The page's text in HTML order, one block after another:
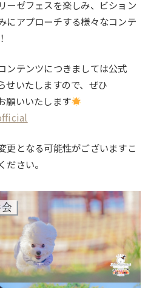
ーゼフェスを楽しみ、ビション
にアプローチする様々なコンテ
ンテンツにつきましては公式
いたしますので、ぜひ
願いいたします
となる可能性がございますこ
ださい。